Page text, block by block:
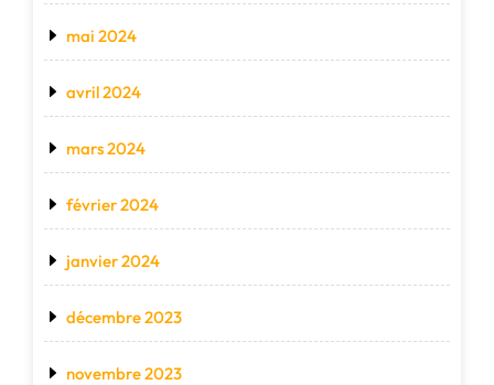
mai 2024
avril 2024
mars 2024
février 2024
janvier 2024
décembre 2023
novembre 2023